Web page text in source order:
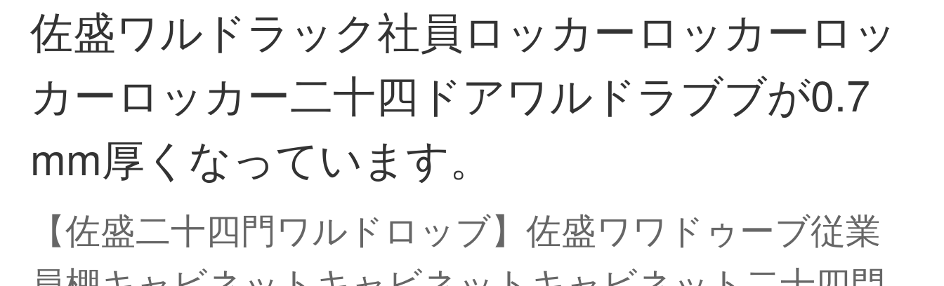
佐盛ワルドラック社員ロッカーロッカーロッ
カーロッカー二十四ドアワルドラブブが0.7
mm厚くなっています。
【佐盛二十四門ワルドロッブ】佐盛ワワドゥーブ従業